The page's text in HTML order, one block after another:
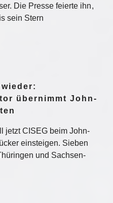
Die Presse feierte ihn,
sein Stern
übernimmt John-
jetzt CISEG beim John-
einsteigen. Sieben
und Sachsen-